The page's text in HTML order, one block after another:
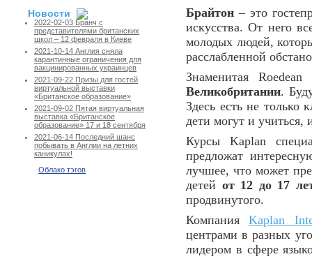
Новости
2022-02-03 Бранч с
представителями британских
школ – 12 февраля в Киеве
2021-10-14 Англия сняла
карантинные ограничения для
вакцинированных украинцев
2021-09-22 Призы для гостей
виртуальной выставки
«Британское образование»
2021-09-02 Пятая виртуальная
выставка «Британское
образование» 17 и 18 сентября
2021-06-14 Последний шанс
побывать в Англии на летних
каникулах!
Облако тэгов
Брайтон – это
искусства. От него
молодых людей,
расслабленной
Знаменитая
Великобритании.
Здесь есть не
дети могут и учиться,
Курсы Kaplan
предложат
лучшее, что может
детей от 12 до 17
продвинутого.
КомпанияKaplan
центрами в разных
лидером в сфере